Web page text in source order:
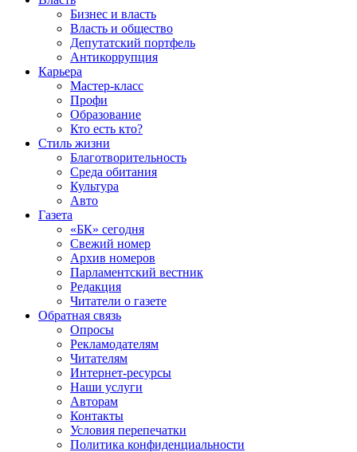
Бизнес и власть
Власть и общество
Депутатский портфель
Антикоррупция
Карьера
Мастер-класс
Профи
Образование
Кто есть кто?
Стиль жизни
Благотворительность
Среда обитания
Культура
Авто
Газета
«БК» сегодня
Свежий номер
Архив номеров
Парламентский вестник
Редакция
Читатели о газете
Обратная связь
Опросы
Рекламодателям
Читателям
Интернет-ресурсы
Наши услуги
Авторам
Контакты
Условия перепечатки
Политика конфиденциальности